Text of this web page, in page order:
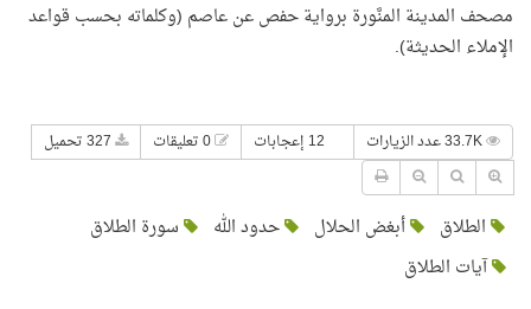
مصحف المدينة المنَّورة برواية حفص عن عاصم (وكلماته بحسب قواعد
الإملاء الحديثة).
12 إعجابات
الطلاق أبغض الحلال حدود الله
سورة الطلاق
آيات الطلاق